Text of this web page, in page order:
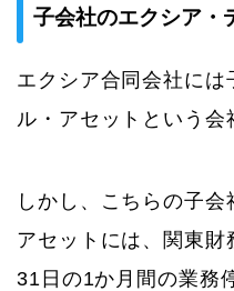
子会社のエクシア・
エクシア合同会社には
ル・アセットという会
しかし、こちらの子会
アセットには、関東財
31日の1か月間の業務